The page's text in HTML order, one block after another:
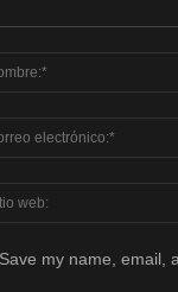
Save my name, email,